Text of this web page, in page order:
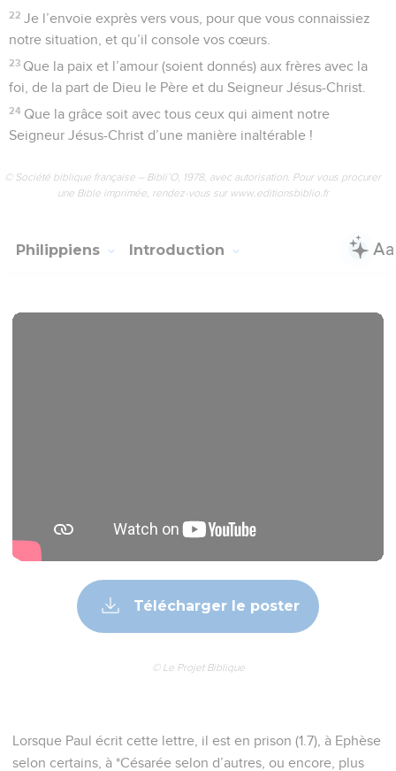
22 Je l’envoie exprès vers vous, pour que vous connaissiez
notre situation, et qu’il console vos cœurs.
23 Que la paix et l’amour (soient donnés) aux frères avec la
foi, de la part de Dieu le Père et du Seigneur Jésus-Christ.
24 Que la grâce soit avec tous ceux qui aiment notre
Seigneur Jésus-Christ d’une manière inaltérable !
© Société biblique française – Bibli’O, 1978, avec autorisation. Pour vous procurer
une Bible imprimée, rendez-vous sur www.editionsbiblio.fr
Philippiens Introduction
Télécharger le poster
© Le Projet Biblique
Lorsque Paul écrit cette lettre, il est en prison (1.7), à Ephèse
selon certains, à *Césarée selon d’autres, ou encore, plus